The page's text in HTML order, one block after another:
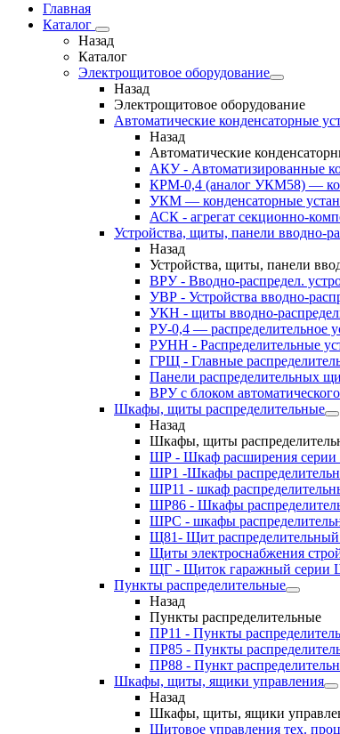
Главная
Каталог
Назад
Каталог
Электрощитовое оборудование
Назад
Электрощитовое оборудование
Автоматические конденсаторные
Назад
Автоматические
АКУ - Автоматизированные
КРМ-0,4 (аналог УКМ58) —
УКМ — конденсаторные
АСК - агрегат секционно-
Устройства, щиты, панели вводно-
Назад
Устройства, щиты, панели
ВРУ - Вводно-распредел.
УВР - Устройства вводно-
УКН - щиты вводно-
РУ-0,4 — распределительное
РУНН - Распределительные
ГРЩ - Главные
Панели распределительных
ВРУ с блоком
Шкафы, щиты распределительные
Назад
Шкафы, щиты
ШР - Шкаф расширения
ШР1 -Шкафы
ШР11 - шкаф
ШР86 - Шкафы
ШРС - шкафы
Щ81- Щит
Щиты электроснабжения
ЩГ - Щиток гаражный серии
Пункты распределительные
Назад
Пункты распределительные
ПР11 - Пункты
ПР85 - Пункты
ПР88 - Пункт
Шкафы, щиты, ящики управления
Назад
Шкафы, щиты, ящики
Щитовое управления тех.